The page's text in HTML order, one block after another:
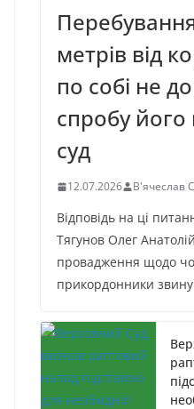
метрів від
по собі не
спробу
суд
12.07.2026 В'ячеслав
Відповідь на ці
Тягунов Олег
провадження щодо
прикордонники